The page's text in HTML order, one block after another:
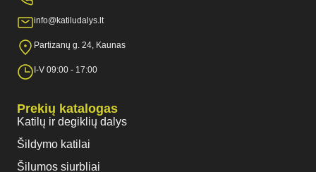
info@katiludalys.lt
Partizanų g. 24, Kaunas
I-V 09:00 - 17:00
Prekių katalogas
Katilų ir degiklių dalys
Šildymo katilai
Šilumos siurbliai